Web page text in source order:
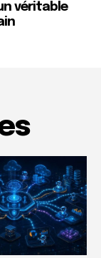
véritable